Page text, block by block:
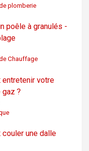
plomberie
poêle à granulés -
Chauffage
entretenir votre
gaz ?
couler une dalle